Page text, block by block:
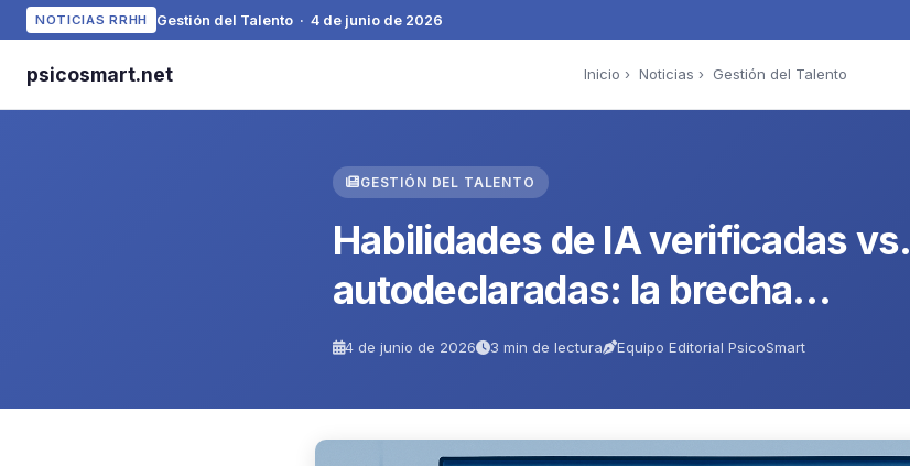
NOTICIAS RRHH Gestión del Talento · 4 de junio de 2026
psicosmart.net Inicio › Noticias › Gestión del Talento
GESTIÓN DEL TALENTO
Habilidades de IA verificadas vs.
autodeclaradas: la brecha…
4 de junio de 2026 3 min de lectura Equipo Editorial PsicoSmart